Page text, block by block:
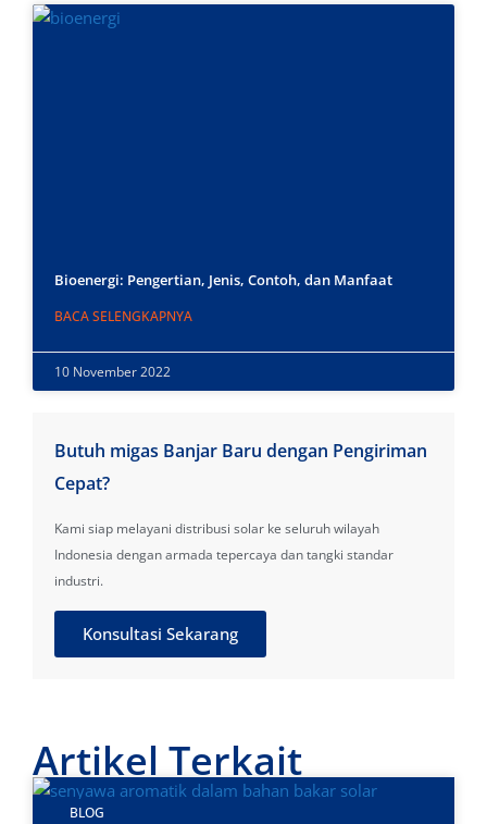
Bioenergi: Pengertian, Jenis, Contoh, dan Manfaat
BACA SELENGKAPNYA
10 November 2022
Butuh migas Banjar Baru dengan Pengiriman
Cepat?
Kami siap melayani distribusi solar ke seluruh wilayah
Indonesia dengan armada tepercaya dan tangki standar
industri.
Konsultasi Sekarang
Artikel Terkait
BLOG